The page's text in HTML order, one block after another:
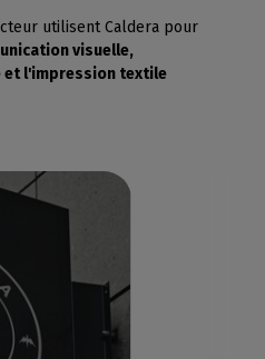
utilisent Caldera pour
visuelle,
l'impression textile